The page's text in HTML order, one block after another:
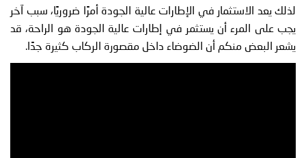
لذلك يعد الاستثمار في الإطارات عالية الجودة أمرًا ضروريًا، سبب آخر
يجب على المرء أن يستثمر في إطارات عالية الجودة هو الراحة، قد
يشعر البعض منكم أن الضوضاء داخل مقصورة الركاب كثيرة جدًا.